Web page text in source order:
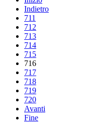
Indietro
711
712
713
714
715
716
717
718
719
720
Avanti
Fine